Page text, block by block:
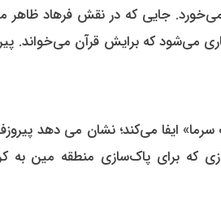
می‌خورد. جایی که در نقش فرهاد ظاهر
می‌شود که برایش قرآن می‌خواند.
ایفا می‌کند؛ نشان می دهد پیروزفر
که برای پاک‌سازی منطقه مین به